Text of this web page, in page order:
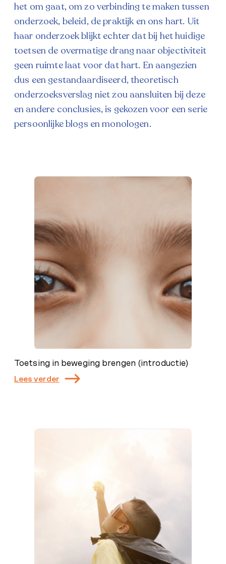
Toetsing in beweging brengen (introductie)
Lees verder
het om gaat, om zo verbinding te maken tussen
onderzoek, beleid, de praktijk en ons hart. Uit
haar onderzoek blijkt echter dat bij het huidige
toetsen de overmatige drang naar objectiviteit
geen ruimte laat voor dat hart. En aangezien
dus een gestandaardiseerd, theoretisch
onderzoeksverslag niet zou aansluiten bij deze
en andere conclusies, is gekozen voor een serie
persoonlijke blogs en monologen.